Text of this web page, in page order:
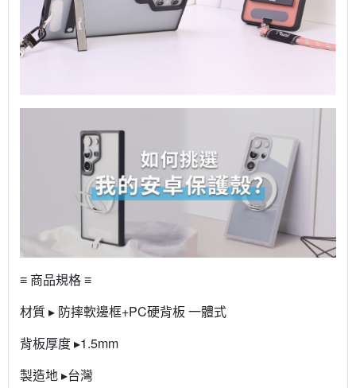
≡ 商品規格 ≡
材質 ▸ 防摔軟邊框+PC硬背板 一體式
背板厚度 ▸1.5mm
製造地 ▸台灣